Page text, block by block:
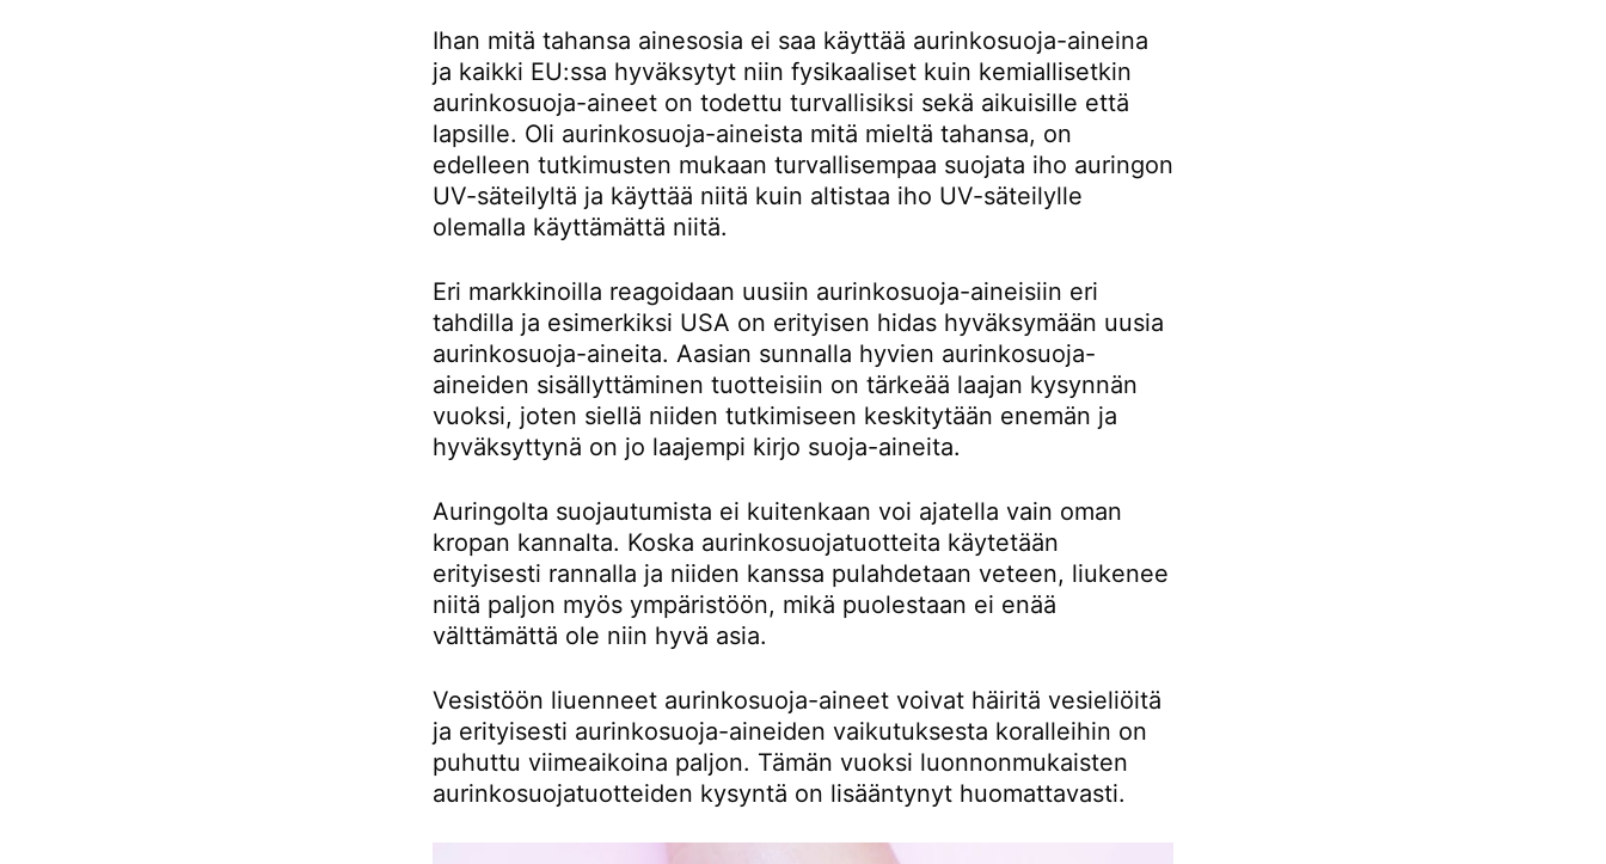
Ihan mitä tahansa ainesosia ei saa käyttää aurinkosuoja-aineina
ja kaikki EU:ssa hyväksytyt niin fysikaaliset kuin kemiallisetkin
aurinkosuoja-aineet on todettu turvallisiksi sekä aikuisille että
lapsille. Oli aurinkosuoja-aineista mitä mieltä tahansa, on
edelleen tutkimusten mukaan turvallisempaa suojata iho auringon
UV-säteilyltä ja käyttää niitä kuin altistaa iho UV-säteilylle
olemalla käyttämättä niitä.
Eri markkinoilla reagoidaan uusiin aurinkosuoja-aineisiin eri
tahdilla ja esimerkiksi USA on erityisen hidas hyväksymään uusia
aurinkosuoja-aineita. Aasian sunnalla hyvien aurinkosuoja-
aineiden sisällyttäminen tuotteisiin on tärkeää laajan kysynnän
vuoksi, joten siellä niiden tutkimiseen keskitytään enemän ja
hyväksyttynä on jo laajempi kirjo suoja-aineita.
Auringolta suojautumista ei kuitenkaan voi ajatella vain oman
kropan kannalta. Koska aurinkosuojatuotteita käytetään
erityisesti rannalla ja niiden kanssa pulahdetaan veteen, liukenee
niitä paljon myös ympäristöön, mikä puolestaan ei enää
välttämättä ole niin hyvä asia.
Vesistöön liuenneet aurinkosuoja-aineet voivat häiritä vesieliöitä
ja erityisesti aurinkosuoja-aineiden vaikutuksesta koralleihin on
puhuttu viimeaikoina paljon. Tämän vuoksi luonnonmukaisten
aurinkosuojatuotteiden kysyntä on lisääntynyt huomattavasti.